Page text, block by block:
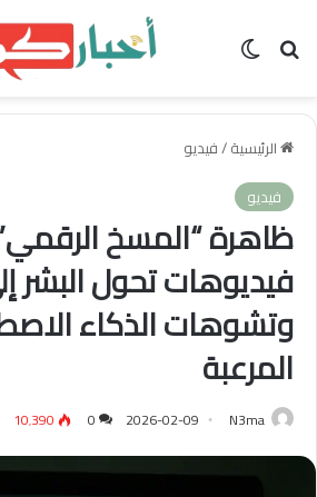
بحث عن الوضع المظلم
الرئيسية/فيديو
فيديو
ظاهرة “المسخ
فيديوهات تحول البشر
وتشوهات الذكاء
المرعبة
N3ma
2026-02-09
0 10٬390